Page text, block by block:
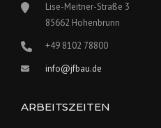
Lise-Meitner-Straße 3
85662 Hohenbrunn
+49 8102 78800
info@jfbau.de
ARBEITSZEITEN